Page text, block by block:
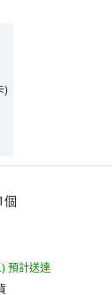
)
個
預計送達